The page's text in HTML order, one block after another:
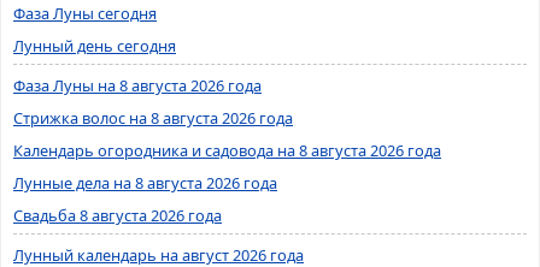
Фаза Луны сегодня
Лунный день сегодня
Фаза Луны на 8 августа 2026 года
Стрижка волос на 8 августа 2026 года
Календарь огородника и садовода на 8 августа 2026 года
Лунные дела на 8 августа 2026 года
Свадьба 8 августа 2026 года
Лунный календарь на август 2026 года